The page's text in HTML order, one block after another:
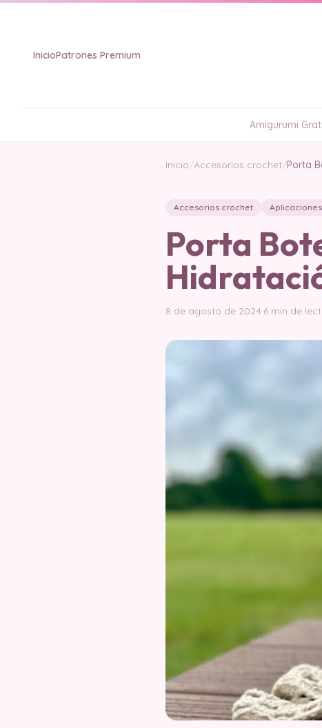
InicioPatrones Premium
Amigurumi
Inicio/Accesorios crochet/Porta
Accesorios crochet
Porta
8 de agosto de 2024·6 min de